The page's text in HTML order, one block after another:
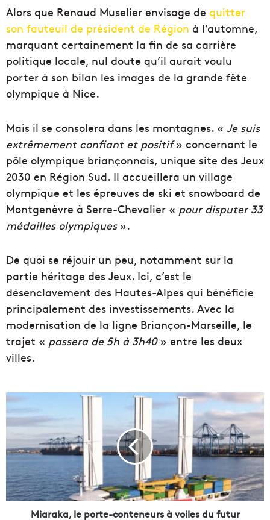
Alors que Renaud Muselier envisage de quitter
son fauteuil de président de Région à l’automne,
marquant certainement la fin de sa carrière
politique locale, nul doute qu’il aurait voulu
porter à son bilan les images de la grande fête
olympique à Nice.
Mais il se consolera dans les montagnes. « Je suis
extrêmement confiant et positif» concernant le
pôle olympique briançonnais, unique site des Jeux
2030 en Région Sud. Il accueillera un village
olympique et les épreuves de ski et snowboard de
Montgenèvre à Serre-Chevalier « pour disputer 33
médailles olympiques».
De quoi se réjouir un peu, notamment sur la
partie héritage des Jeux. Ici, c’est le
désenclavement des Hautes-Alpes qui bénéficie
principalement des investissements. Avec la
modernisation de la ligne Briançon-Marseille, le
trajet « passera de 5h à 3h40» entre les deux
villes.
M
a
r
a
a
,
l
Miaraka, le porte-conteneurs à voiles du futur